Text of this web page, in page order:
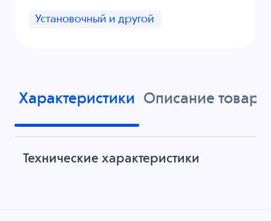
Установочный и другой
Характеристики Описание товара
Технические характеристики